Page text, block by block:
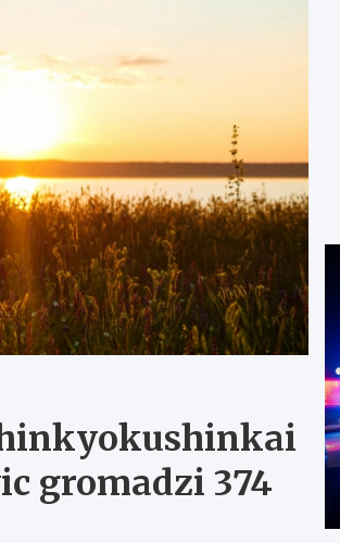
gromadzi 374